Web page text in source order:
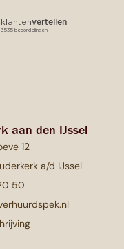
aan den IJssel
12
a/d IJssel
50